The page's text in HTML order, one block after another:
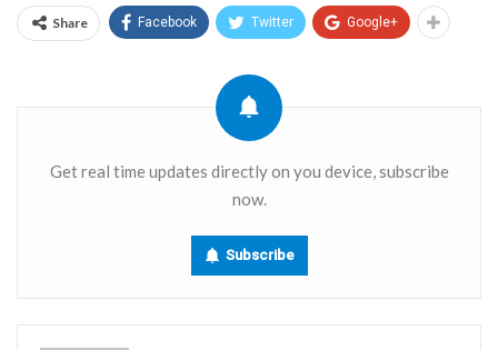
Share Facebook Twitter Google+
Get real time updates directly on you device, subscribe
now.
Subscribe